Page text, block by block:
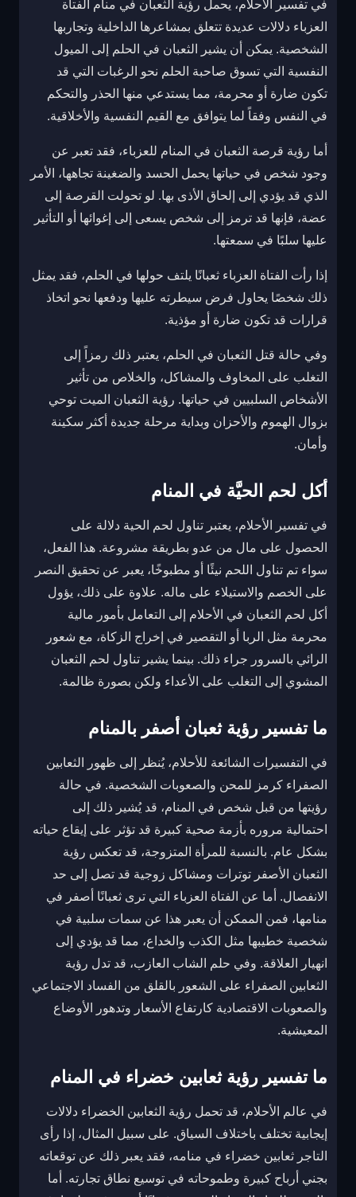
في تفسير الأحلام، يحمل رؤية الثعبان في منام الفتاة
العزباء دلالات عديدة تتعلق بمشاعرها الداخلية وتجاربها
الشخصية. يمكن أن يشير الثعبان في الحلم إلى الميول
النفسية التي تسوق صاحبة الحلم نحو الرغبات التي قد
تكون ضارة أو محرمة، مما يستدعي منها الحذر والتحكم
في النفس وفقاً لما يتوافق مع القيم النفسية والأخلاقية.
أما رؤية قرصة الثعبان في المنام للعزباء، فقد تعبر عن
وجود شخص في حياتها يحمل الحسد والضغينة تجاهها، الأمر
الذي قد يؤدي إلى إلحاق الأذى بها. لو تحولت القرصة إلى
عضة، فإنها قد ترمز إلى شخص يسعى إلى إغوائها أو التأثير
عليها سلبًا في سمعتها.
إذا رأت الفتاة العزباء ثعبانًا يلتف حولها في الحلم، فقد يمثل
ذلك شخصًا يحاول فرض سيطرته عليها ودفعها نحو اتخاذ
قرارات قد تكون ضارة أو مؤذية.
وفي حالة قتل الثعبان في الحلم، يعتبر ذلك رمزاً إلى
التغلب على المخاوف والمشاكل، والخلاص من تأثير
الأشخاص السلبيين في حياتها. رؤية الثعبان الميت توحي
بزوال الهموم والأحزان وبداية مرحلة جديدة أكثر سكينة
وأمان.
أكل لحم الحيَّة في المنام
في تفسير الأحلام، يعتبر تناول لحم الحية دلالة على
الحصول على مال من عدو بطريقة مشروعة. هذا الفعل،
سواء تم تناول اللحم نيئًا أو مطبوخًا، يعبر عن تحقيق النصر
على الخصم والاستيلاء على ماله. علاوة على ذلك، يؤول
أكل لحم الثعبان في الأحلام إلى التعامل بأمور مالية
محرمة مثل الربا أو التقصير في إخراج الزكاة، مع شعور
الرائي بالسرور جراء ذلك. بينما يشير تناول لحم الثعبان
المشوي إلى التغلب على الأعداء ولكن بصورة ظالمة.
ما تفسير رؤية ثعبان أصفر بالمنام
في التفسيرات الشائعة للأحلام، يُنظر إلى ظهور الثعابين
الصفراء كرمز للمحن والصعوبات الشخصية. في حالة
رؤيتها من قبل شخص في المنام، قد يُشير ذلك إلى
احتمالية مروره بأزمة صحية كبيرة قد تؤثر على إيقاع حياته
بشكل عام. بالنسبة للمرأة المتزوجة، قد تعكس رؤية
الثعبان الأصفر توترات ومشاكل زوجية قد تصل إلى حد
الانفصال. أما عن الفتاة العزباء التي ترى ثعبانًا أصفر في
منامها، فمن الممكن أن يعبر هذا عن سمات سلبية في
شخصية خطيبها مثل الكذب والخداع، مما قد يؤدي إلى
انهيار العلاقة. وفي حلم الشاب العازب، قد تدل رؤية
الثعابين الصفراء على الشعور بالقلق من الفساد الاجتماعي
والصعوبات الاقتصادية كارتفاع الأسعار وتدهور الأوضاع
المعيشية.
ما تفسير رؤية ثعابين خضراء في المنام
في عالم الأحلام، قد تحمل رؤية الثعابين الخضراء دلالات
إيجابية تختلف باختلاف السياق. على سبيل المثال، إذا رأى
التاجر ثعابين خضراء في منامه، فقد يعبر ذلك عن توقعاته
بجني أرباح كبيرة وطموحاته في توسيع نطاق تجارته. أما